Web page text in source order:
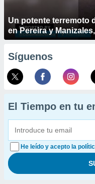
Un potente terremoto
en Pereira y
Síguenos
El Tiempo en tu
He leído y acepto la